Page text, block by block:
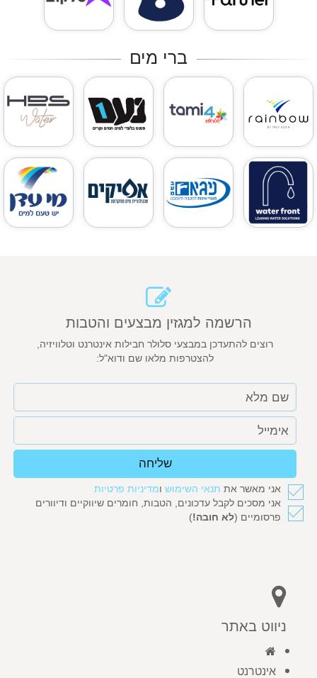
הרשמה למגזין מבצעים והטבות
רוצים להתעדכן במבצעי סלולר חבילות אינטרנט וטלוויזיה,
להצטרפות מלאו שם ודוא"ל:
שליחה
אני מאשר את תנאי השימוש ומדיניות פרטיות
אני מסכים לקבל עדכונים, הטבות, חומרים שיווקיים ודיוורים
פרסומיים (לא חובה!)
ניווט באתר
אינטרנט